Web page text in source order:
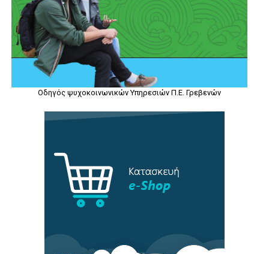
Οδηγός ψυχοκοινωνικών Υπηρεσιών Π.Ε. Γρεβενών